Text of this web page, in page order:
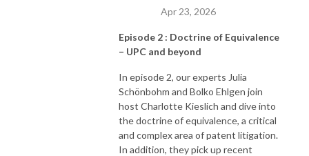
Apr 23, 2026
Episode 2 : Doctrine of Equivalence
– UPC and beyond
In episode 2, our experts Julia
Schönbohm and Bolko Ehlgen join
host Charlotte Kieslich and dive into
the doctrine of equivalence, a critical
and complex area of patent litigation.
In addition, they pick up recent